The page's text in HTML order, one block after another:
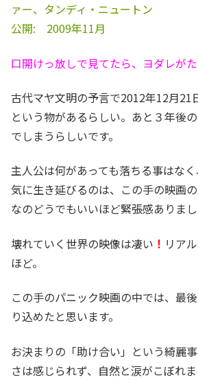
ァー、タンディ・ニュートン
公開: 2009年11月
口開けっ放しで見てたら、ヨダレが
古代マヤ文明の予言で2012年12月21
という物があるらしい。あと３年後
でしまうらしいです。
主人公は何があっても落ちる事はな
気に生き延びるのは、この手の映画
なのどうでもいいほど緊張感ありまし
壊れていく世界の映像は凄い ！ リア
ほど。
この手のパニック映画の中では、最
り込めたと思います。
お決まりの「助け合い」という綺麗
さは感じられず、自然と涙がこぼれ